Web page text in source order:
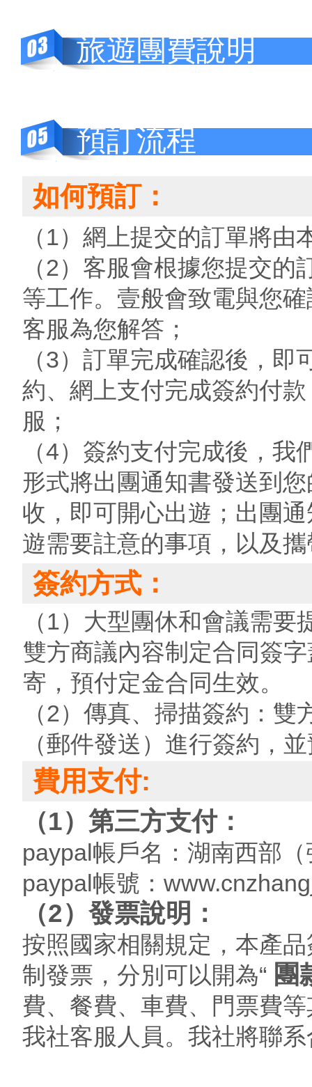
旅遊團費說明
預訂流程
如何預訂：
（1）網上提交的訂單將
（2）客服會根據您提交
等工作。壹般會致電與您
客服為您解答；
（3）訂單完成確認後，
約、網上支付完成簽約付
服；
（4）簽約支付完成後，
形式將出團通知書發送到
收，即可開心出遊；出團
遊需要註意的事項，以及
簽約方式：
（1）大型團休和會議需
雙方商議內容制定合同簽
寄，預付定金合同生效。
（2）傳真、掃描簽約：
（郵件發送）進行簽約，
費用支付:
（1）第三方支付：
paypal帳戶名：湖南西部
paypal帳號：
（2）發票說明：
按照國家相關規定，本產
制發票，分別可以開為“ 團
費、餐費、車費、門票費
我社客服人員。我社將聯